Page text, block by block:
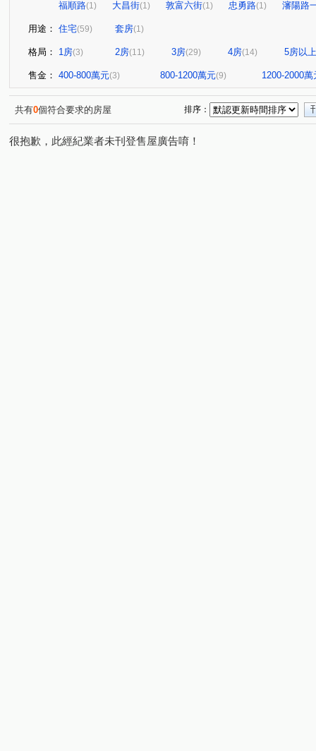
福順路(1) 大昌街(1) 敦富六街(1) 忠勇路(1) 瀋陽路
用途： 住宅(59) 套房(1)
格局： 1房(3) 2房(11) 3房(29) 4房(14) 5房以上
售金： 400-800萬元(3) 800-1200萬元(9) 1200-2000萬
共有0個符合要求的房屋 排序：
很抱歉，此經紀業者未刊登售屋廣告唷！